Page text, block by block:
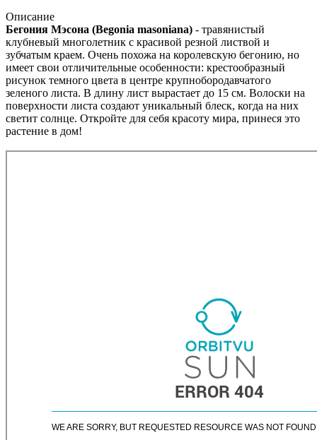
Описание
Бегония Мэсона (Begonia masoniana) - травянистый
клубневый многолетник с красивой резной листвой и
зубчатым краем. Очень похожа на королевскую бегонию, но
имеет свои отличительные особенности: крестообразный
рисунок темного цвета в центре крупнобородавчатого
зеленого листа. В длину лист вырастает до 15 см. Волоски на
поверхности листа создают уникальный блеск, когда на них
светит солнце. Откройте для себя красоту мира, принеся это
растение в дом!